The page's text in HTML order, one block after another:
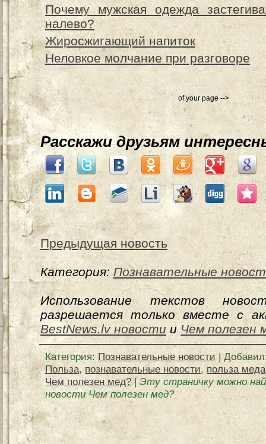
Почему мужская одежда
налево?
Жиросжигающий напиток
Неловкое молчание при разговоре
of your page -->
Расскажи друзьям
Предыдущая новость
Категория: Познавательные
Использование текстов
разрешается только вместе с
BestNews.lv новости и Чем полезен
Категория: Познавательные новости | Добавил
Польза, познавательные новости, польза меда
Чем полезен мед?|Эту страничку можно
новости Чем полезен мед?